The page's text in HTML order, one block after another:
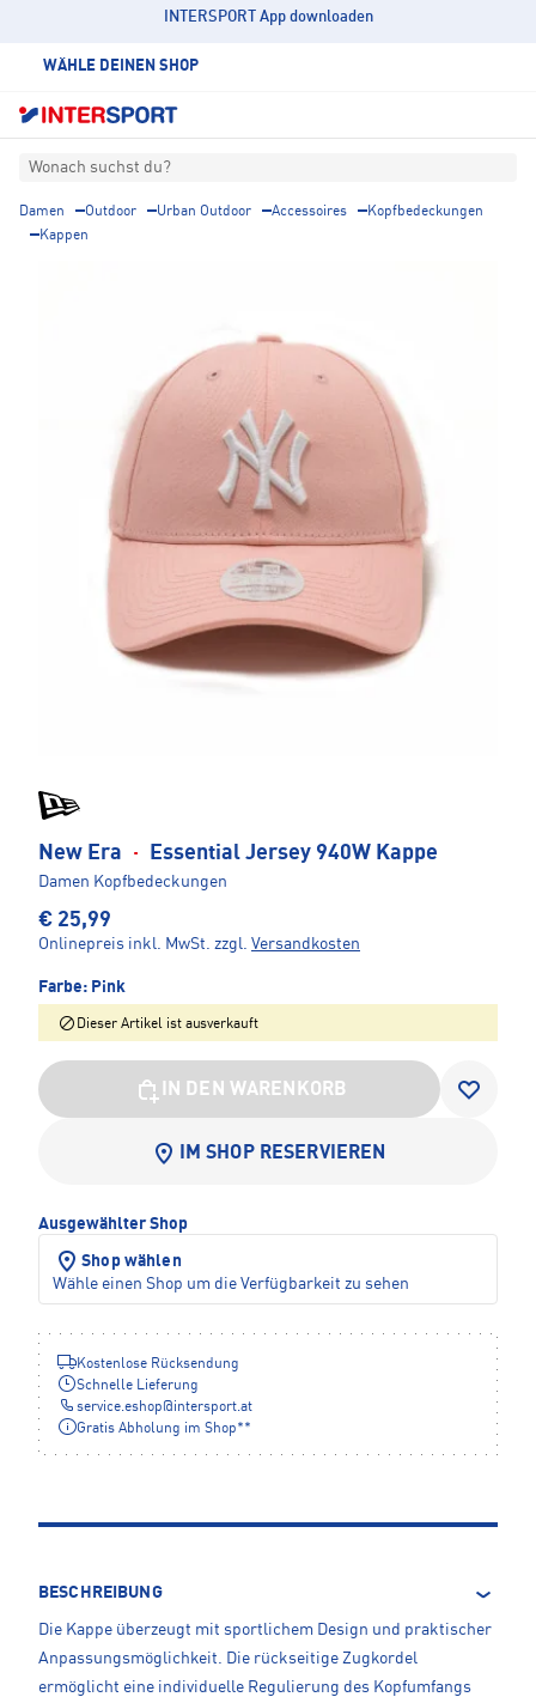
INTERSPORT App downloaden
WÄHLE DEINEN SHOP
Wonach suchst du?
Damen Outdoor Urban Outdoor Accessoires
Kopfbedeckungen
Kappen
New Era · Essential Jersey 940W Kappe
Damen Kopfbedeckungen
€ 25,99
Onlinepreis inkl. MwSt. zzgl. Versandkosten
Farbe: Pink
Dieser Artikel ist ausverkauft
IN DEN WARENKORB
IM SHOP RESERVIEREN
Ausgewählter Shop
Shop wählen
Wähle einen Shop um die Verfügbarkeit zu sehen
Kostenlose Rücksendung
Schnelle Lieferung
service.eshop@intersport.at
Gratis Abholung im Shop**
BESCHREIBUNG
Die Kappe überzeugt mit sportlichem Design und praktischer
Anpassungsmöglichkeit. Die rückseitige Zugkordel
ermöglicht eine individuelle Regulierung des Kopfumfangs